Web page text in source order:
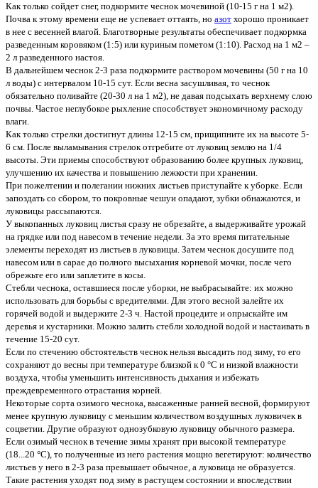
Как только сойдет снег, подкормите чеснок мочевиной (10-15 г на 1 м2).
Почва к этому времени еще не успевает оттаять, но азот хорошо проникает
в нее с весенней влагой. Благотворные результаты обеспечивает подкормка
разведенным коровяком (1:5) или куриным пометом (1:10). Расход на 1 м2 –
2 л разведенного настоя.
В дальнейшем чеснок 2-3 раза подкормите раствором мочевины (50 г на 10
л воды) с интервалом 10-15 сут. Если весна засушливая, то чеснок
обязательно поливайте (20-30 л на 1 м2), не давая подсыхать верхнему слою
почвы. Частое неглубокое рыхление способствует экономичному расходу
влаги.
Как только стрелки достигнут длины 12-15 см, прищипните их на высоте 5-
6 см. После выламывания стрелок отгребите от луковиц землю на 1/4
высоты. Эти приемы способствуют образованию более крупных луковиц,
улучшению их качества и повышению лежкости при хранении.
При пожелтении и полегании нижних листьев приступайте к уборке. Если
запоздать со сбором, то покровные чешуи опадают, зубки обнажаются, и
луковицы рассыпаются.
У выкопанных луковиц листья сразу не обрезайте, а выдерживайте урожай
на грядке или под навесом в течение недели. За это время питательные
элементы переходят из листьев в луковицы. Затем чеснок досушите под
навесом или в сарае до полного высыхания корневой мочки, после чего
обрежьте его или заплетите в косы.
Стебли чеснока, оставшиеся после уборки, не выбрасывайте: их можно
использовать для борьбы с вредителями. Для этого весной залейте их
горячей водой и выдержите 2-3 ч. Настой процедите и опрыскайте им
деревья и кустарники. Можно залить стебли холодной водой и настаивать в
течение 15-20 сут.
Если по стечению обстоятельств чеснок нельзя высадить под зиму, то его
сохраняют до весны при температуре близкой к 0 °C и низкой влажности
воздуха, чтобы уменьшить интенсивность дыхания и избежать
преждевременного отрастания корней.
Некоторые сорта озимого чеснока, высаженные ранней весной, формируют
менее крупную луковицу с меньшим количеством воздушных луковичек в
соцветии. Другие образуют однозубковую луковицу обычного размера.
Если озимый чеснок в течение зимы хранят при высокой температуре
(18...20 °C), то полученные из него растения мощно вегетируют: количество
листьев у него в 2-3 раза превышает обычное, а луковица не образуется.
Такие растения уходят под зиму в растущем состоянии и впоследствии